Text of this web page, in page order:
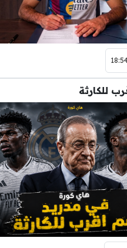
للكارثة